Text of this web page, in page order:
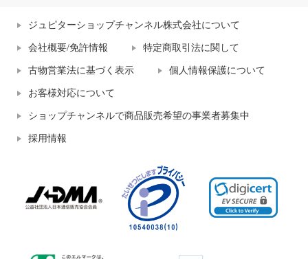
ジュピターショップチャンネル株式会社について
会社概要/免許情報 特定商取引法に関して
古物営業法に基づく表示 個人情報保護について
お客様対応について
ショップチャンネルで商品販売希望の事業者募集中
採用情報